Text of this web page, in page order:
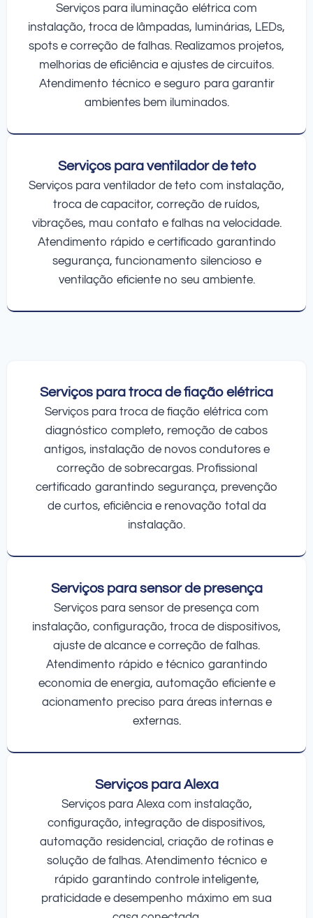
Serviços para iluminação elétrica com
instalação, troca de lâmpadas, luminárias, LEDs,
spots e correção de falhas. Realizamos projetos,
melhorias de eficiência e ajustes de circuitos.
Atendimento técnico e seguro para garantir
ambientes bem iluminados.
Serviços para ventilador de teto
Serviços para ventilador de teto com instalação,
troca de capacitor, correção de ruídos,
vibrações, mau contato e falhas na velocidade.
Atendimento rápido e certificado garantindo
segurança, funcionamento silencioso e
ventilação eficiente no seu ambiente.
Serviços para troca de fiação elétrica
Serviços para troca de fiação elétrica com
diagnóstico completo, remoção de cabos
antigos, instalação de novos condutores e
correção de sobrecargas. Profissional
certificado garantindo segurança, prevenção
de curtos, eficiência e renovação total da
instalação.
Serviços para sensor de presença
Serviços para sensor de presença com
instalação, configuração, troca de dispositivos,
ajuste de alcance e correção de falhas.
Atendimento rápido e técnico garantindo
economia de energia, automação eficiente e
acionamento preciso para áreas internas e
externas.
Serviços para Alexa
Serviços para Alexa com instalação,
configuração, integração de dispositivos,
automação residencial, criação de rotinas e
solução de falhas. Atendimento técnico e
rápido garantindo controle inteligente,
praticidade e desempenho máximo em sua